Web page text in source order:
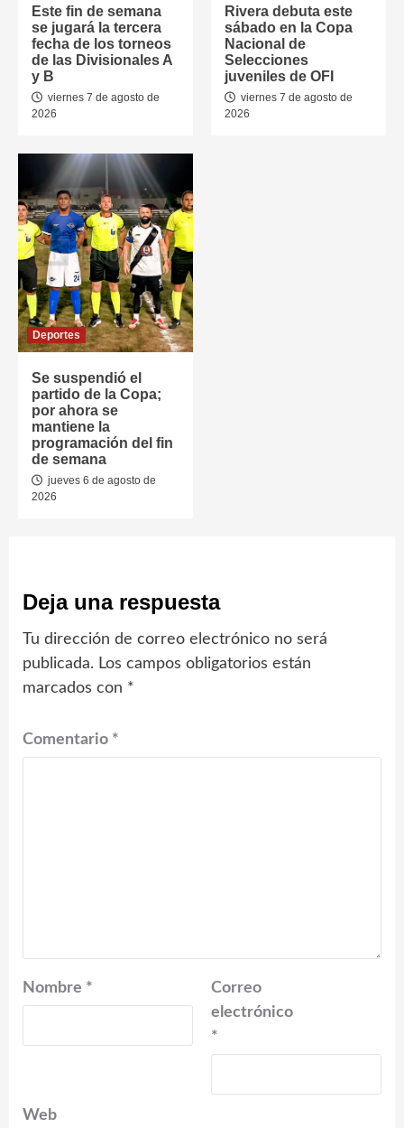
Este fin de semana
se jugará la tercera
fecha de los torneos
de las Divisionales A
y B
viernes 7 de agosto de
2026
Rivera debuta este
sábado en la Copa
Nacional de
Selecciones
juveniles de OFI
viernes 7 de agosto de
2026
Deportes
Se suspendió el
partido de la Copa;
por ahora se
mantiene la
programación del fin
de semana
jueves 6 de agosto de
2026
Deja una respuesta
Tu dirección de correo electrónico no será
publicada. Los campos obligatorios están
marcados con *
Comentario *
Nombre *
Correo
electrónico
*
Web